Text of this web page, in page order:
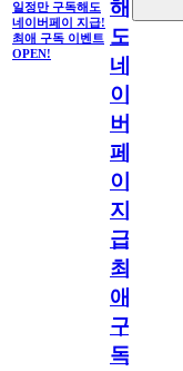
일정만 구독해도
네이버페이 지급!
최애 구독 이벤트
OPEN!
해
도
네
이
버
페
이
지
급!
최
애
구
독